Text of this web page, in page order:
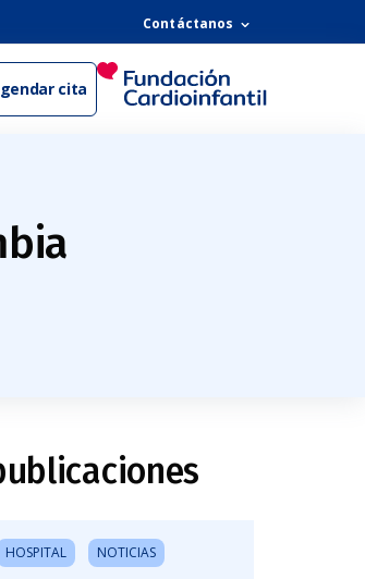
Contáctanos
cita
HOSPITAL NOTICIAS